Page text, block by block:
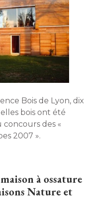
Bois de Lyon, dix
bois ont été
des «
2007 ».
à ossature
Nature et